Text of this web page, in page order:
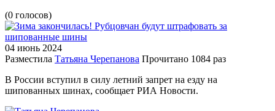
(0 голосов)
04 июнь 2024
Разместила Татьяна Черепанова Прочитано 1084 раз
В России вступил в силу летний запрет на езду на
шипованных шинах, сообщает РИА Новости.